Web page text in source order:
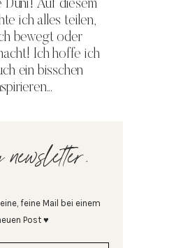
Duni! Auf diesem
ich alles teilen,
bewegt oder
Ich hoffe ich
ein bisschen
newsletter.
feine Mail bei einem
Post ♥